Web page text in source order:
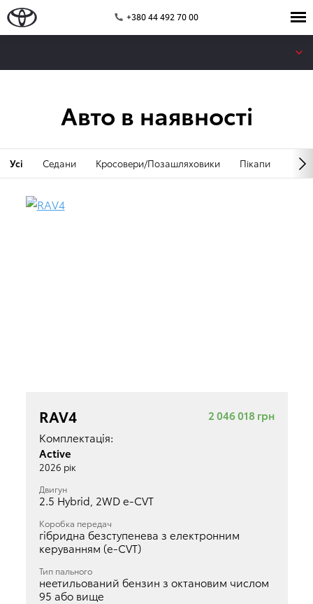
+380 44 492 70 00
Авто в наявності
Усі Седани Кросовери/Позашляховики Пікапи
RAV4
Комплектація:
Active
2026 рік
2 046 018 грн
Двигун
2.5 Hybrid, 2WD e-CVT
Коробка передач
гібридна безступенева з електронним
керуванням (e-CVT)
Тип пального
неетильований бензин з октановим числом
95 або вище